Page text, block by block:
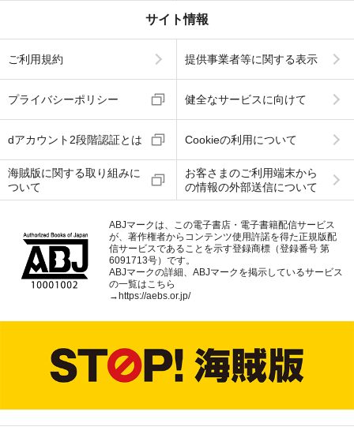
サイト情報
ご利用規約 提供事業者等に関する表示
プライバシーポリシー 健全なサービスに向けて
dアカウント2段階認証とは Cookieの利用について
海賊版に関する取り組みに
ついて
お客さまのご利用端末から
の情報の外部送信について
ABJマークは、この電子書店・電子書籍配信サービス
が、著作権者からコンテンツ使用許諾を得た正規版配
信サービスであることを示す登録商標（登録番号 第
6091713号）です。
ABJマークの詳細、ABJマークを掲示しているサービス
の一覧はこちら
→https://aebs.or.jp/